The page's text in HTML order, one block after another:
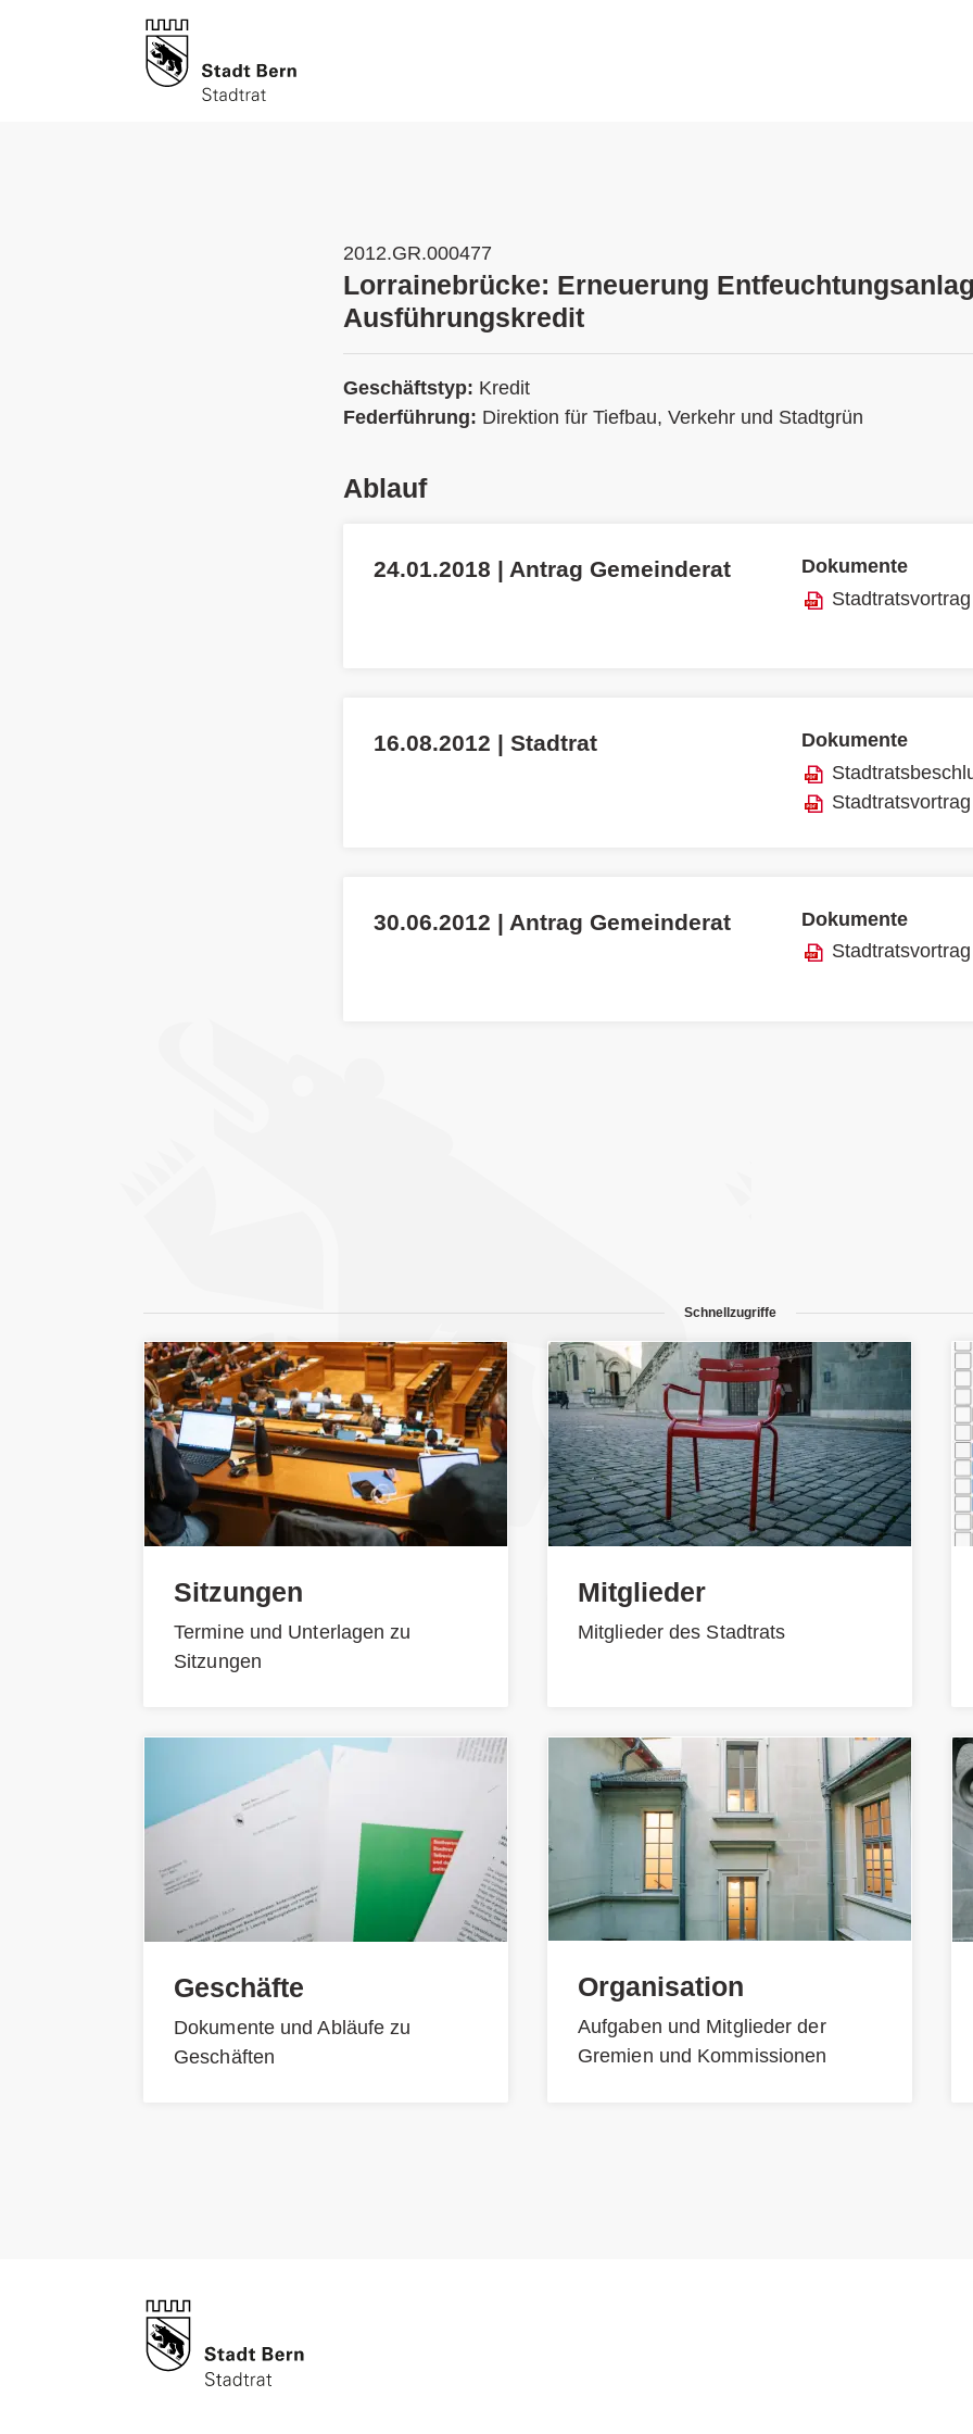
2012.GR.000477
Lorrainebrücke: Erneuerung
Ausführungskredit
Geschäftstyp: Kredit
Federführung: Direktion für Tiefbau, Verkehr und Stadtgrün
Ablauf
24.01.2018 | Antrag Gemeinderat
Dokumente
Stadtratsvortrag
16.08.2012 | Stadtrat
Dokumente
Stadtratsvortrag
30.06.2012 | Antrag Gemeinderat
Dokumente
Stadtratsvortrag
Schnellzugriffe
Sitzungen
Termine und Unterlagen zu
Sitzungen
Geschäfte
Dokumente und Abläufe zu
Geschäften
Mitglieder
Mitglieder des Stadtrats
Organisation
Aufgaben und Mitglieder der
Gremien und Kommissionen